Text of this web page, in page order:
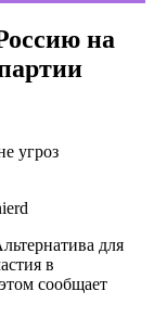
на
для
в
сообщает